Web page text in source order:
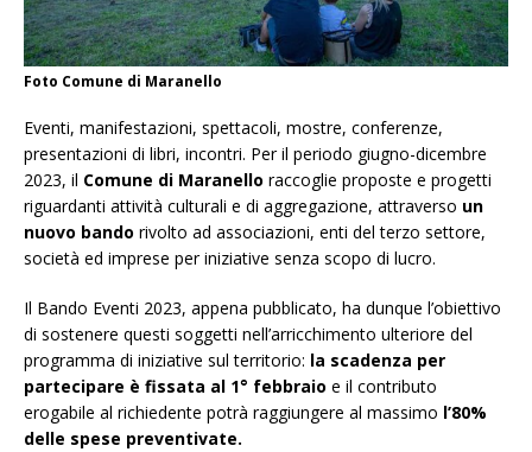
Foto Comune di Maranello
Eventi, manifestazioni, spettacoli, mostre, conferenze,
presentazioni di libri, incontri. Per il periodo giugno-dicembre
2023, il Comune di Maranello raccoglie proposte e progetti
riguardanti attività culturali e di aggregazione, attraverso un
nuovo bando rivolto ad associazioni, enti del terzo settore,
società ed imprese per iniziative senza scopo di lucro.
Il Bando Eventi 2023, appena pubblicato, ha dunque l’obiettivo
di sostenere questi soggetti nell’arricchimento ulteriore del
programma di iniziative sul territorio: la scadenza per
partecipare è fissata al 1° febbraio e il contributo
erogabile al richiedente potrà raggiungere al massimo l’80%
delle spese preventivate.